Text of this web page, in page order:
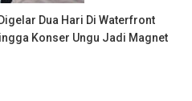
Dua Hari Di Waterfront
Konser Ungu Jadi Magnet